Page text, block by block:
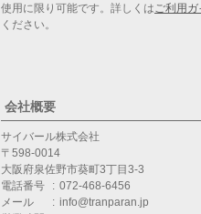
使用に限り可能です。詳しくはご利用ガ
ください。
会社概要
サイバール株式会社
598-0014
大阪府泉佐野市葵町3丁目3-3
電話番号
072-468-6456
メール
info@tranparan.jp